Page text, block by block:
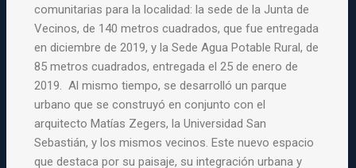
comunitarias para la localidad: la sede de la Junta de
Vecinos, de 140 metros cuadrados, que fue entregada
en diciembre de 2019, y la Sede Agua Potable Rural, de
85 metros cuadrados, entregada el 25 de enero de
2019. Al mismo tiempo, se desarrolló un parque
urbano que se construyó en conjunto con el
arquitecto Matías Zegers, la Universidad San
Sebastián, y los mismos vecinos. Este nuevo espacio
que destaca por su paisaje, su integración urbana y